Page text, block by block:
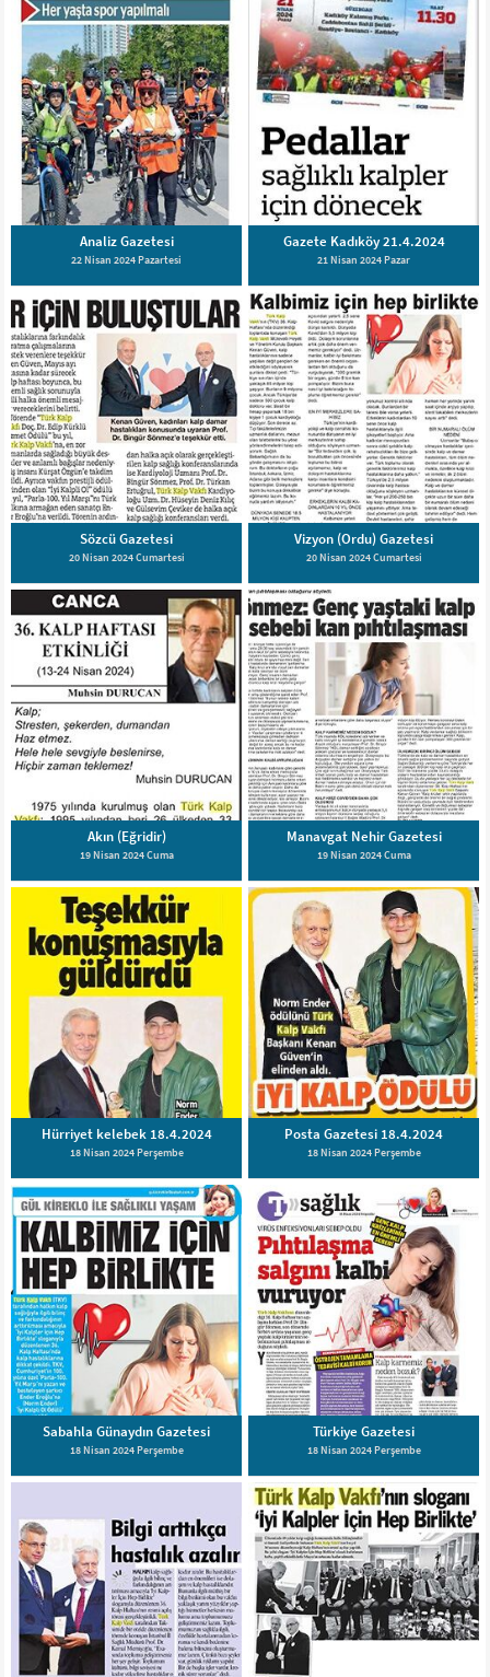
Analiz Gazetesi
22 Nisan 2024 Pazartesi
Gazete Kadıköy 21.4.2024
21 Nisan 2024 Pazar
Sözcü Gazetesi
20 Nisan 2024 Cumartesi
Vizyon (Ordu) Gazetesi
20 Nisan 2024 Cumartesi
Akın (Eğridir)
19 Nisan 2024 Cuma
Manavgat Nehir Gazetesi
19 Nisan 2024 Cuma
Hürriyet kelebek 18.4.2024
18 Nisan 2024 Perşembe
Posta Gazetesi 18.4.2024
18 Nisan 2024 Perşembe
Sabahla Günaydın Gazetesi
18 Nisan 2024 Perşembe
Türkiye Gazetesi
18 Nisan 2024 Perşembe